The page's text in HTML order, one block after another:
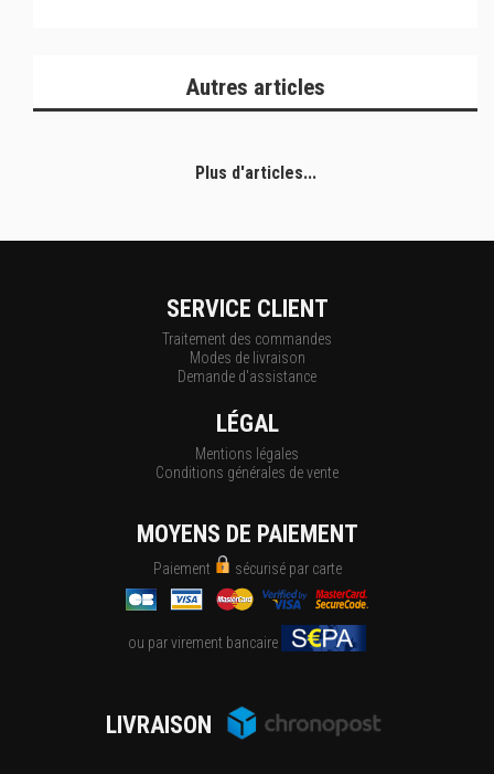
Autres articles
Plus d'articles...
SERVICE CLIENT
Traitement des commandes
Modes de livraison
Demande d'assistance
LÉGAL
Mentions légales
Conditions générales de vente
MOYENS DE PAIEMENT
Paiement sécurisé par carte
ou par virement bancaire
LIVRAISON